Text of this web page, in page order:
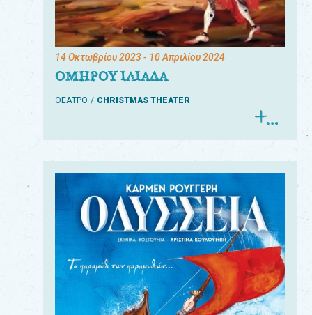
14 Οκτωβρίου 2023- 10 Απριλίου 2024
ΟΜΗΡΟΥ ΙΛΙΑΔΑ
ΘΕΑΤΡΟ CHRISTMAS THEATER